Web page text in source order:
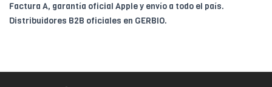
Factura A, garantía oficial Apple y envío a todo el país.
Distribuidores B2B oficiales en GERBIO.